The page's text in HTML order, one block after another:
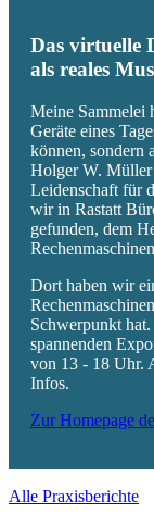
Das virtuelle
als reales
Meine Sammelei
Geräte eines
können, sondern
Holger W. Müller
Leidenschaft für
wir in Rastatt
gefunden, dem
Dort haben wir
Schwerpunkt
spannenden
von 13 - 18 Uhr.
Infos.
Zur Homepage
Alle Praxisberichte